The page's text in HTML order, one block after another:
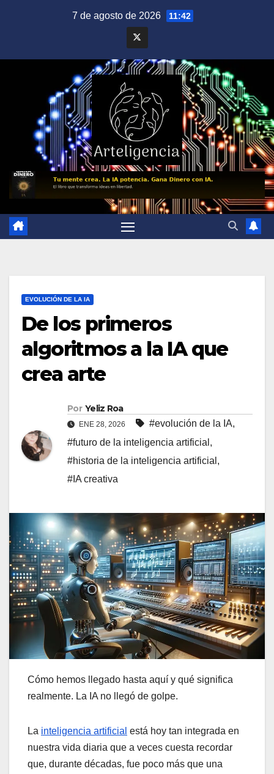
7 de agosto de 2026 11:42
EVOLUCIÓN DE LA IA
De los primeros
algoritmos a la IA que
crea arte
Por Yeliz Roa
ENE 28, 2026 #evolución de la IA,
#futuro de la inteligencia artificial ,
#historia de la inteligencia artificial ,
#IA creativa
Cómo hemos llegado hasta aquí y qué significa
realmente. La IA no llegó de golpe.
La inteligencia artificial está hoy tan integrada en
nuestra vida diaria que a veces cuesta recordar
que, durante décadas, fue poco más que una